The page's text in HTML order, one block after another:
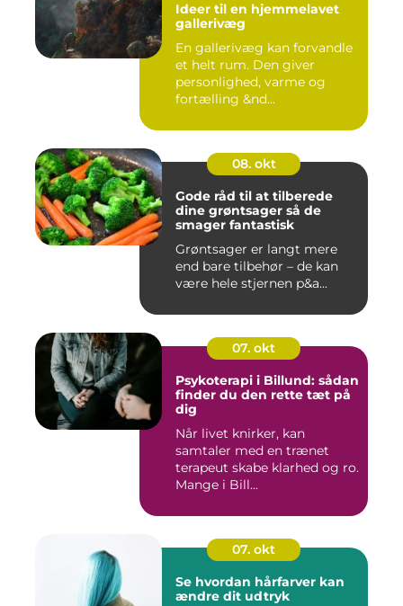
Ideer til en hjemmelavet
gallerivæg
En gallerivæg kan forvandle
et helt rum. Den giver
personlighed, varme og
fortælling &nd...
08. okt
Gode råd til at tilberede
dine grøntsager så de
smager fantastisk
Grøntsager er langt mere
end bare tilbehør – de kan
være hele stjernen p&a...
07. okt
Psykoterapi i Billund: sådan
finder du den rette tæt på
dig
Når livet knirker, kan
samtaler med en trænet
terapeut skabe klarhed og ro.
Mange i Bill...
07. okt
Se hvordan hårfarver kan
ændre dit udtryk